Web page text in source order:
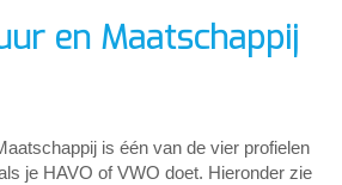
en Maatschappij
is één van de vier profielen
je HAVO of VWO doet. Hieronder zie